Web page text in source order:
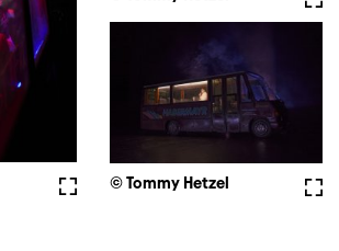
Vollbild© Tommy Hetzel